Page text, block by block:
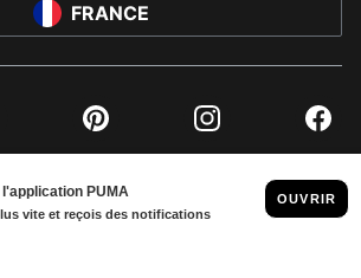
FRANCE
Pinterest Instagram
EUROPE GMBH, 2026. TOUS DROITS RÉSERVÉS
MENTIONS ET DONNÉES LÉGALES